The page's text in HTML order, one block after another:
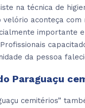
na técnica de
aconteça
importante
da pessoa
Paraguaçu
cemitérios”